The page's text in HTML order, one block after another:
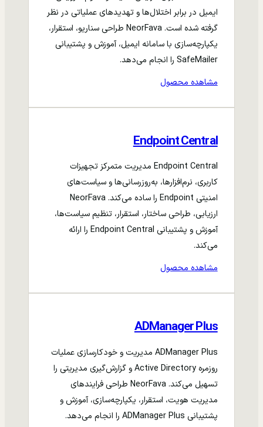
ایمیل در برابر اختلال‌ها و تهدیدهای عملیاتی در نظر
گرفته شده است. NeorFava طراحی سناریو، استقرار،
یکپارچه‌سازی با سامانه ایمیل، آموزش و پشتیبانی
SafeMailer را انجام می‌دهد.
مشاهده محصول
Endpoint Central
Endpoint Central مدیریت متمرکز تجهیزات
کاربری، نرم‌افزارها، به‌روزرسانی‌ها و سیاست‌های
امنیتی Endpoint را ساده می‌کند. NeorFava
ارزیابی، طراحی ساختار، استقرار، تنظیم سیاست‌ها،
آموزش و پشتیبانی Endpoint Central را ارائه
می‌کند.
مشاهده محصول
ADManager Plus
ADManager Plus مدیریت و خودکارسازی عملیات
روزمره Active Directory و گزارش‌گیری مدیریتی را
تسهیل می‌کند. NeorFava طراحی فرایندهای
مدیریت هویت، استقرار، یکپارچه‌سازی، آموزش و
پشتیبانی ADManager Plus را انجام می‌دهد.